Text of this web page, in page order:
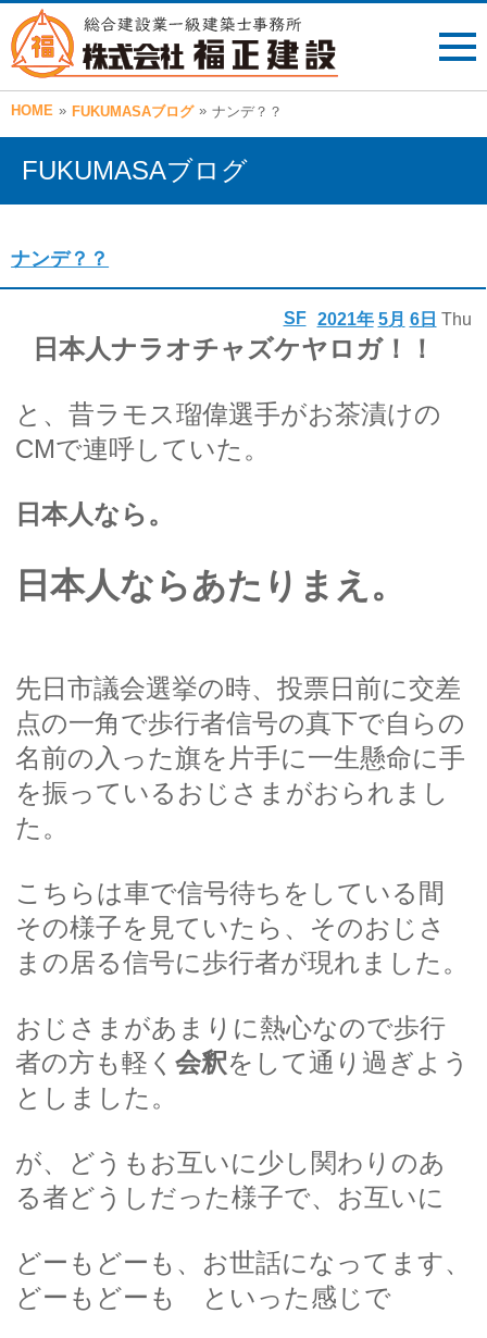
HOME » FUKUMASAブログ » ナンデ？？
FUKUMASAブログ
ナンデ？？
2021年 5月 6日 Thu
SF
日本人ナラオチャズケヤロガ！！
と、昔ラモス瑠偉選手がお茶漬けの
CMで連呼していた。
日本人なら。
日本人ならあたりまえ。
先日市議会選挙の時、投票日前に交差
点の一角で歩行者信号の真下で自らの
名前の入った旗を片手に一生懸命に手
を振っているおじさまがおられまし
た。
こちらは車で信号待ちをしている間
その様子を見ていたら、そのおじさ
まの居る信号に歩行者が現れました。
おじさまがあまりに熱心なので歩行
者の方も軽く会釈をして通り過ぎよう
としました。
が、どうもお互いに少し関わりのあ
る者どうしだった様子で、お互いに
どーもどーも、お世話になってます、
どーもどーも といった感じで